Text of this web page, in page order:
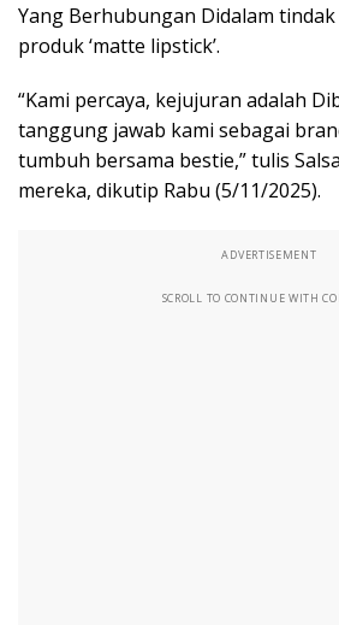
Yang Berhubungan Didalam
produk ‘matte lipstick’.
“Kami percaya, kejujuran adalah
tanggung jawab kami sebagai
tumbuh bersama bestie,” tulis
mereka, dikutip Rabu (5/11/2025).
ADVERTISEMENT
SCROLL TO CONTINUE WITH